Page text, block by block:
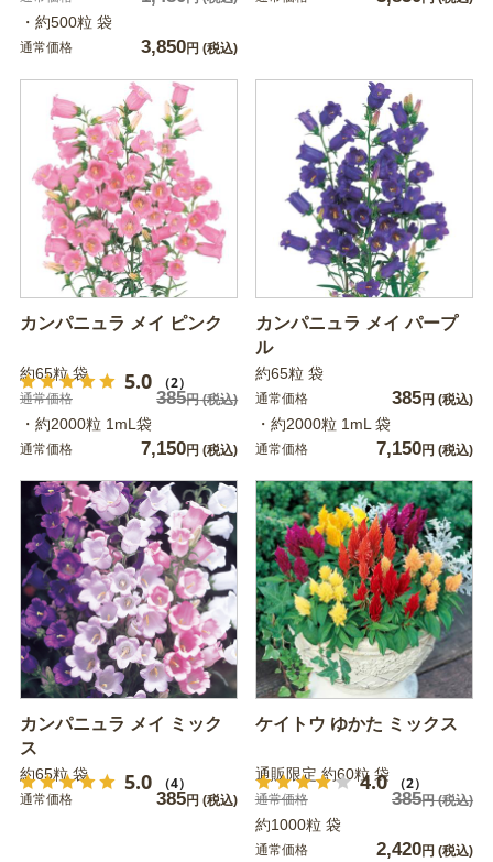
・約500粒 袋
通常価格 3,850円 (税込)
カンパニュラ メイ ピンク
5.0 （2）
約65粒 袋
通常価格 385円(税込)
・約2000粒 1mL袋
通常価格 7,150円 (税込)
カンパニュラ メイ パープ
ル
約65粒 袋
通常価格 385円 (税込)
・約2000粒 1mL 袋
通常価格 7,150円 (税込)
カンパニュラ メイ ミック
ス
5.0 （4）
約65粒 袋
通常価格 385円 (税込)
ケイトウ ゆかた ミックス
4.0 （2）
通販限定 約60粒 袋
通常価格 385円(税込)
約1000粒 袋
通常価格 2,420円 (税込)